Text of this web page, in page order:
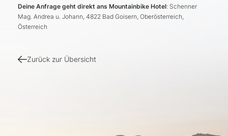
Deine Anfrage geht direkt ans Mountainbike Hotel: Schenner
Mag. Andrea u. Johann, 4822 Bad Goisern, Oberösterreich,
Österreich
Zurück zur Übersicht